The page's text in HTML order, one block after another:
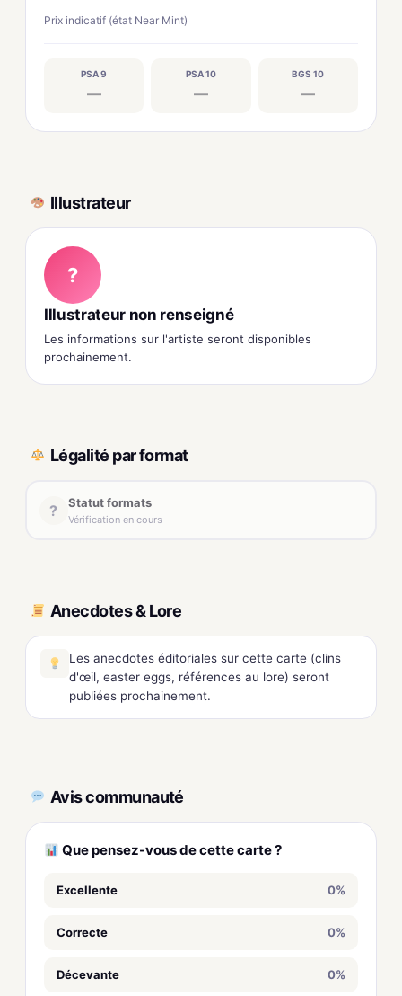
Prix indicatif (état Near Mint)
PSA 9
—
PSA 10
—
BGS 10
—
Illustrateur
?
Illustrateur non renseigné
Les informations sur l'artiste seront disponibles
prochainement.
Légalité par format
? Statut formats
Vérification en cours
Anecdotes & Lore
Les anecdotes éditoriales sur cette carte (clins
d'œil, easter eggs, références au lore) seront
publiées prochainement.
Avis communauté
Que pensez-vous de cette carte ?
Excellente 0%
Correcte 0%
Décevante 0%